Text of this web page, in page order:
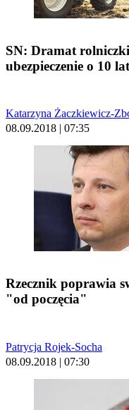
SN: Dramat
ubezpieczenie o 10 lat
Katarzyna Żaczkiewicz-
08.09.2018 | 07:35
Rzecznik poprawia
"od poczęcia"
Patrycja Rojek-Socha
08.09.2018 | 07:30